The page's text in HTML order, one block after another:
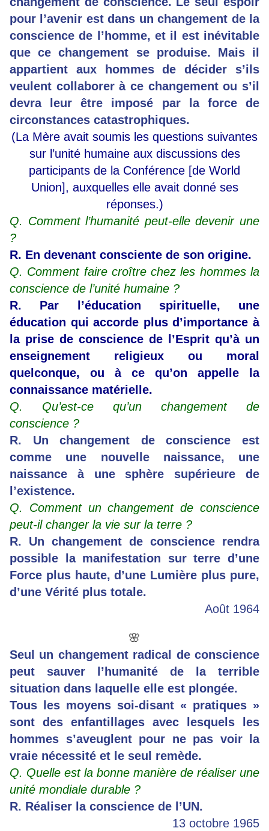
pour l’avenir est dans un changement de la
conscience de l’homme, et il est inévitable
que ce changement se produise. Mais il
appartient aux hommes de décider s’ils
veulent collaborer à ce changement ou s’il
devra leur être imposé par la force de
circonstances catastrophiques.
(La Mère avait soumis les questions suivantes
sur l’unité humaine aux discussions des
participants de la Conférence [de World
Union], auxquelles elle avait donné ses
réponses.)
Q. Comment l’humanité peut-elle devenir une
?
R. En devenant consciente de son origine.
Q. Comment faire croître chez les hommes la
conscience de l’unité humaine ?
R. Par l’éducation spirituelle, une
éducation qui accorde plus d’importance à
la prise de conscience de l’Esprit qu’à un
enseignement religieux ou moral
quelconque, ou à ce qu’on appelle la
connaissance matérielle.
Q. Qu’est-ce qu’un changement de
conscience ?
R. Un changement de conscience est
comme une nouvelle naissance, une
naissance à une sphère supérieure de
l’existence.
Q. Comment un changement de conscience
peut-il changer la vie sur la terre ?
R. Un changement de conscience rendra
possible la manifestation sur terre d’une
Force plus haute, d’une Lumière plus pure,
d’une Vérité plus totale.
Août 1964
🌸
Seul un changement radical de conscience
peut sauver l’humanité de la terrible
situation dans laquelle elle est plongée.
Tous les moyens soi-disant « pratiques »
sont des enfantillages avec lesquels les
hommes s’aveuglent pour ne pas voir la
vraie nécessité et le seul remède.
Q. Quelle est la bonne manière de réaliser une
unité mondiale durable ?
R. Réaliser la conscience de l’UN.
13 octobre 1965